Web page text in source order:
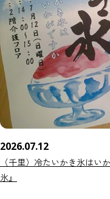
2026.07.12
（千里）冷たいかき氷はい
氷』